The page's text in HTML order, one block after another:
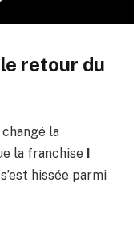
retour du
la
la franchise I
s’est hissée parmi